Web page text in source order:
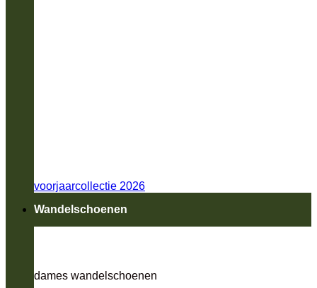
voorjaarcollectie 2026
Wandelschoenen
dames wandelschoenen